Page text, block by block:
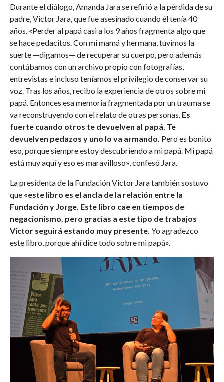
Durante el diálogo, Amanda Jara se refirió a la pérdida de su
padre, Victor Jara, que fue asesinado cuando él tenía 40
años. «Perder al papá casi a los 9 años fragmenta algo que
se hace pedacitos. Con mi mamá y hermana, tuvimos la
suerte —digamos— de recuperar su cuerpo, pero además
contábamos con un archivo propio con fotografías,
entrevistas e incluso teníamos el privilegio de conservar su
voz. Tras los años, recibo la experiencia de otros sobre mi
papá. Entonces esa memoria fragmentada por un trauma se
va reconstruyendo con el relato de otras personas. Es
fuerte cuando otros te devuelven al papá. Te
devuelven pedazos y uno lo va armando. Pero es bonito
eso, porque siempre estoy descubriendo a mi papá. Mi papá
está muy aquí y eso es maravilloso», confesó Jara.
La presidenta de la Fundación Victor Jara también sostuvo
que «este libro es el ancla de la relación entre la
Fundación y Jorge. Este libro cae en tiempos de
negacionismo, pero gracias a este tipo de trabajos
Victor seguirá estando muy presente. Yo agradezco
este libro, porque ahí dice todo sobre mi papá».